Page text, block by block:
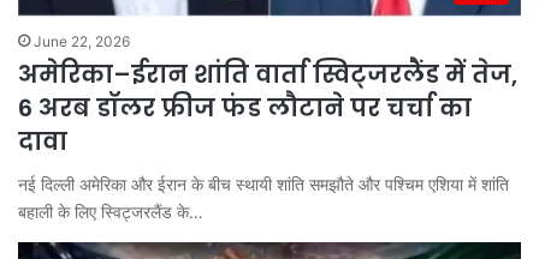
June 22, 2026
अमेरिका–ईरान शांति वार्ता स्विट्जरलैंड में तेज,
6 अरब डॉलर फ्रीज फंड लौटाने पर चर्चा का
दावा
नई दिल्ली अमेरिका और ईरान के बीच स्थायी शांति समझौते और पश्चिम एशिया में शांति
बहाली के लिए स्विट्जरलैंड के…